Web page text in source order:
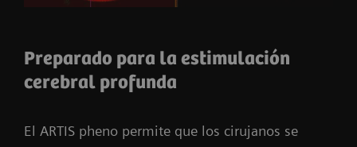
Preparado para la estimulación
cerebral profunda
El ARTIS pheno permite que los cirujanos se